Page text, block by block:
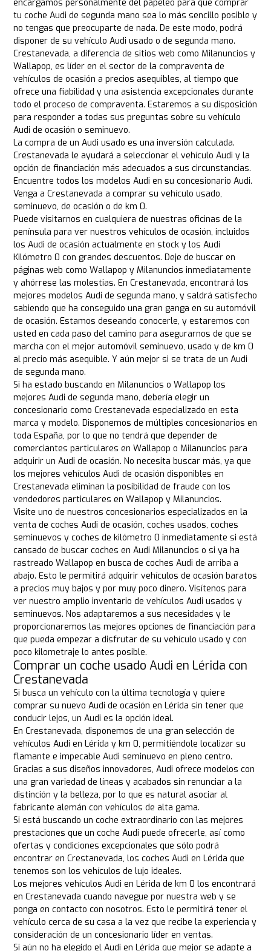
encargamos personalmente del papeleo para que comprar
tu coche Audi de segunda mano sea lo más sencillo posible y
no tengas que preocuparte de nada. De este modo, podrá
disponer de su vehículo Audi usado o de segunda mano.
Crestanevada, a diferencia de sitios web como Milanuncios y
Wallapop, es líder en el sector de la compraventa de
vehículos de ocasión a precios asequibles, al tiempo que
ofrece una fiabilidad y una asistencia excepcionales durante
todo el proceso de compraventa. Estaremos a su disposición
para responder a todas sus preguntas sobre su vehículo
Audi de ocasión o seminuevo.
La compra de un Audi usado es una inversión calculada.
Crestanevada le ayudará a seleccionar el vehículo Audi y la
opción de financiación más adecuados a sus circunstancias.
Encuentre todos los modelos Audi en su concesionario Audi.
Venga a Crestanevada a comprar su vehículo usado,
seminuevo, de ocasión o de km 0.
Puede visitarnos en cualquiera de nuestras oficinas de la
península para ver nuestros vehículos de ocasión, incluidos
los Audi de ocasión actualmente en stock y los Audi
Kilómetro 0 con grandes descuentos. Deje de buscar en
páginas web como Wallapop y Milanuncios inmediatamente
y ahórrese las molestias. En Crestanevada, encontrará los
mejores modelos Audi de segunda mano, y saldrá satisfecho
sabiendo que ha conseguido una gran ganga en su automóvil
de ocasión. Estamos deseando conocerle, y estaremos con
usted en cada paso del camino para asegurarnos de que se
marcha con el mejor automóvil seminuevo, usado y de km 0
al precio más asequible. Y aún mejor si se trata de un Audi
de segunda mano.
Si ha estado buscando en Milanuncios o Wallapop los
mejores Audi de segunda mano, debería elegir un
concesionario como Crestanevada especializado en esta
marca y modelo. Disponemos de múltiples concesionarios en
toda España, por lo que no tendrá que depender de
comerciantes particulares en Wallapop o Milanuncios para
adquirir un Audi de ocasión. No necesita buscar más, ya que
los mejores vehículos Audi de ocasión disponibles en
Crestanevada eliminan la posibilidad de fraude con los
vendedores particulares en Wallapop y Milanuncios.
Visite uno de nuestros concesionarios especializados en la
venta de coches Audi de ocasión, coches usados, coches
seminuevos y coches de kilómetro 0 inmediatamente si está
cansado de buscar coches en Audi Milanuncios o si ya ha
rastreado Wallapop en busca de coches Audi de arriba a
abajo. Esto le permitirá adquirir vehículos de ocasión baratos
a precios muy bajos y por muy poco dinero. Visítenos para
ver nuestro amplio inventario de vehículos Audi usados y
seminuevos. Nos adaptaremos a sus necesidades y le
proporcionaremos las mejores opciones de financiación para
que pueda empezar a disfrutar de su vehículo usado y con
poco kilometraje lo antes posible.
Comprar un coche usado Audi en Lérida con
Crestanevada
Si busca un vehículo con la última tecnología y quiere
comprar su nuevo Audi de ocasión en Lérida sin tener que
conducir lejos, un Audi es la opción ideal.
En Crestanevada, disponemos de una gran selección de
vehículos Audi en Lérida y km 0, permitiéndole localizar su
flamante e impecable Audi seminuevo en pleno centro.
Gracias a sus diseños innovadores, Audi ofrece modelos con
una gran variedad de líneas y acabados sin renunciar a la
distinción y la belleza, por lo que es natural asociar al
fabricante alemán con vehículos de alta gama.
Si está buscando un coche extraordinario con las mejores
prestaciones que un coche Audi puede ofrecerle, así como
ofertas y condiciones excepcionales que sólo podrá
encontrar en Crestanevada, los coches Audi en Lérida que
tenemos son los vehículos de lujo ideales.
Los mejores vehículos Audi en Lérida de km 0 los encontrará
en Crestanevada cuando navegue por nuestra web y se
ponga en contacto con nosotros. Esto le permitirá tener el
vehículo cerca de su casa a la vez que recibe la experiencia y
consideración de un concesionario líder en ventas.
Si aún no ha elegido el Audi en Lérida que mejor se adapte a